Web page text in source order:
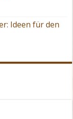
Ideen für den